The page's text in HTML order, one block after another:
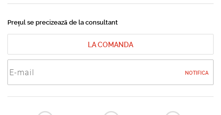
Prețul se precizează de la consultant
LA COMANDA
NOTIFICA